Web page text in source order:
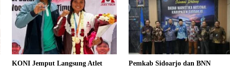
KONI Jemput Langsung Atlet
Pemkab Sidoarjo dan BNN